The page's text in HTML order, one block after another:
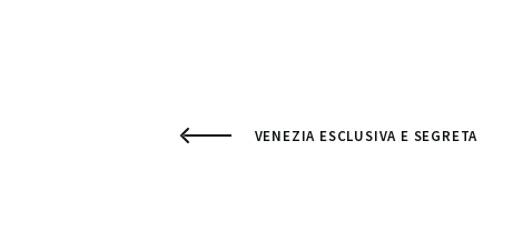
VENEZIA ESCLUSIVA E SEGRETA